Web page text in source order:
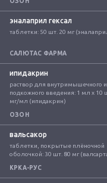
эналаприл гексал
таблетки: 50 шт. 20 мг
САЛЮТАС ФАРМА
ипидакрин
раствор для внутримышечного и
подкожного введения: 1 мл x 10
мг/мл (ипидакрин)
ОЗОН
вальсакор
таблетки, покрытые плёночной
оболочкой: 30 шт. 80 мг
КРКА-РУС